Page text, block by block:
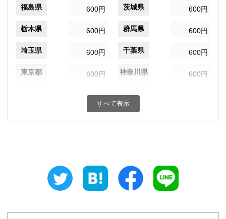
福島県 600円 茨城県 600円
栃木県 600円 群馬県 600円
埼玉県 600円 千葉県 600円
東京都 600円 神奈川県 600円
600円 富山県
600円 三重県
すべて表示